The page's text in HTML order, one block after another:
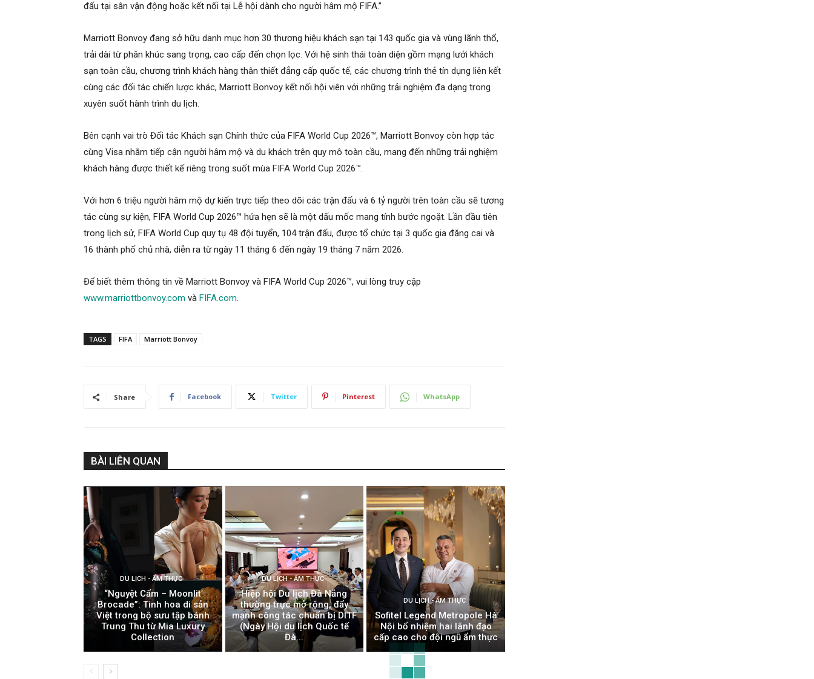
đấu tại sân vận động hoặc kết nối tại Lễ hội dành cho người hâm mộ FIFA.”
Marriott Bonvoy đang sở hữu danh mục hơn 30 thương hiệu khách sạn tại 143 quốc gia và vùng lãnh thổ,
trải dài từ phân khúc sang trọng, cao cấp đến chọn lọc. Với hệ sinh thái toàn diện gồm mạng lưới khách
sạn toàn cầu, chương trình khách hàng thân thiết đẳng cấp quốc tế, các chương trình thẻ tín dụng liên kết
cùng các đối tác chiến lược khác, Marriott Bonvoy kết nối hội viên với những trải nghiệm đa dạng trong
xuyên suốt hành trình du lịch.
Bên cạnh vai trò Đối tác Khách sạn Chính thức của FIFA World Cup 2026™, Marriott Bonvoy còn hợp tác
cùng Visa nhằm tiếp cận người hâm mộ và du khách trên quy mô toàn cầu, mang đến những trải nghiệm
khách hàng được thiết kế riêng trong suốt mùa FIFA World Cup 2026™.
Với hơn 6 triệu người hâm mộ dự kiến trực tiếp theo dõi các trận đấu và 6 tỷ người trên toàn cầu sẽ tương
tác cùng sự kiện, FIFA World Cup 2026™ hứa hẹn sẽ là một dấu mốc mang tính bước ngoặt. Lần đầu tiên
trong lịch sử, FIFA World Cup quy tụ 48 đội tuyển, 104 trận đấu, được tổ chức tại 3 quốc gia đăng cai và
16 thành phố chủ nhà, diễn ra từ ngày 11 tháng 6 đến ngày 19 tháng 7 năm 2026.
Để biết thêm thông tin về Marriott Bonvoy và FIFA World Cup 2026™, vui lòng truy cập
www.marriottbonvoy.com và FIFA.com.
TAGS FIFA Marriott Bonvoy
Share Facebook Twitter Pinterest WhatsApp
BÀI LIÊN QUAN
DU LỊCH - ẨM THỰC
“Nguyệt Cẩm – Moonlit
Brocade”: Tinh hoa di sản
Việt trong bộ sưu tập bánh
Trung Thu từ Mia Luxury
Collection
DU LỊCH - ẨM THỰC
Hiệp hội Du lịch Đà Nẵng
thường trực mở rộng, đẩy
mạnh công tác chuẩn bị DITF
(Ngày Hội du lịch Quốc tế
Đà...
DU LỊCH - ẨM THỰC
Sofitel Legend Metropole Hà
Nội bổ nhiệm hai lãnh đạo
cấp cao cho đội ngũ ẩm thực